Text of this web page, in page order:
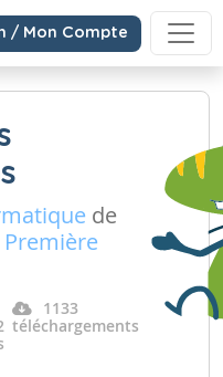
/ Mon Compte
de
Première
1133
téléchargements